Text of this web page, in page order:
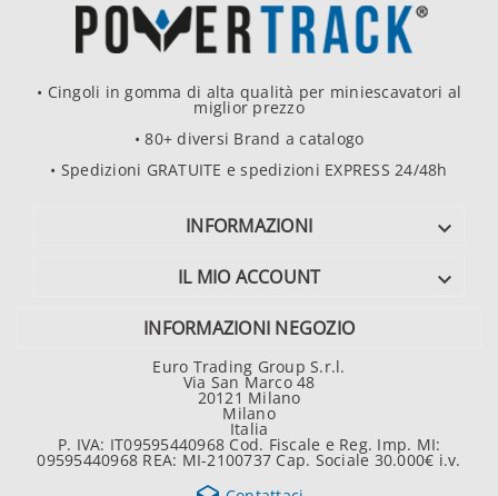
• Cingoli in gomma di alta qualità per miniescavatori al
miglior prezzo
• 80+ diversi Brand a catalogo
• Spedizioni GRATUITE e spedizioni EXPRESS 24/48h
INFORMAZIONI 
IL MIO ACCOUNT 
INFORMAZIONI NEGOZIO
Euro Trading Group S.r.l.
Via San Marco 48
20121 Milano
Milano
Italia
P. IVA: IT09595440968 Cod. Fiscale e Reg. Imp. MI:
09595440968 REA: MI-2100737 Cap. Sociale 30.000€ i.v.